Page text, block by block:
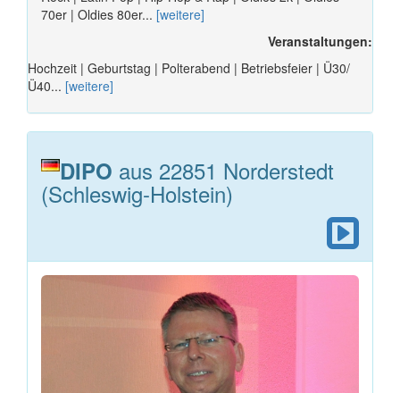
70er | Oldies 80er... [weitere]
Veranstaltungen:
Hochzeit | Geburtstag | Polterabend | Betriebsfeier | Ü30/
Ü40... [weitere]
DIPO aus 22851 Norderstedt
(Schleswig-Holstein)